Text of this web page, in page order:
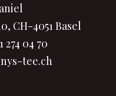
CH-4051 Basel
274 04 70
tee.ch